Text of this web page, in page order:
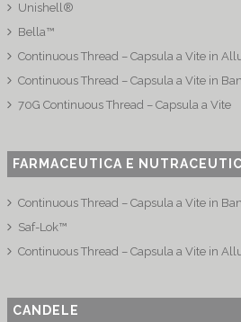
Unishell®
Bella™
Continuous Thread – Capsula a Vite in
Continuous Thread – Capsula a Vite in
70G Continuous Thread – Capsula a Vite
FARMACEUTICA E
Continuous Thread – Capsula a Vite in
Saf-Lok™
Continuous Thread – Capsula a Vite in
CANDELE